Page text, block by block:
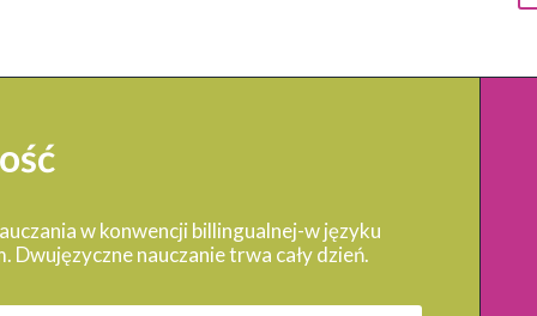
w konwencji billingualnej-w języku
Dwujęzyczne nauczanie trwa cały dzień.